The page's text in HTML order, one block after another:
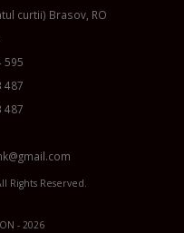
curtii) Brasov, RO
595
487
487
Rights Reserved.
- 2026